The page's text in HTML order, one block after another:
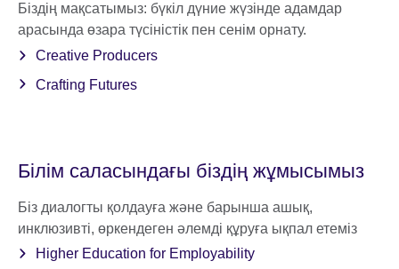
Біздің мақсатымыз: бүкіл дүние жүзінде адамдар
арасында өзара түсіністік пен сенім орнату.
Creative Producers
Crafting Futures
Білім саласындағы біздің жұмысымыз
Біз диалогты қолдауға және барынша ашық,
инклюзивті, өркендеген әлемді құруға ықпал етеміз
Higher Education for Employability